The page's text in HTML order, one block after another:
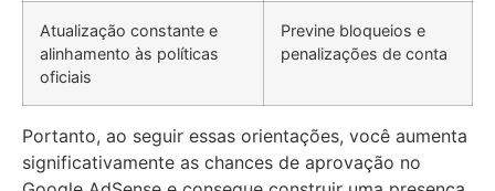
Atualização constante e
alinhamento às políticas
oficiais
Previne bloqueios e
penalizações de conta
Portanto, ao seguir essas orientações, você aumenta
significativamente as chances de aprovação no